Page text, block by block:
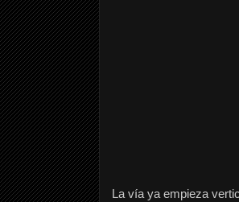
La vía ya empieza